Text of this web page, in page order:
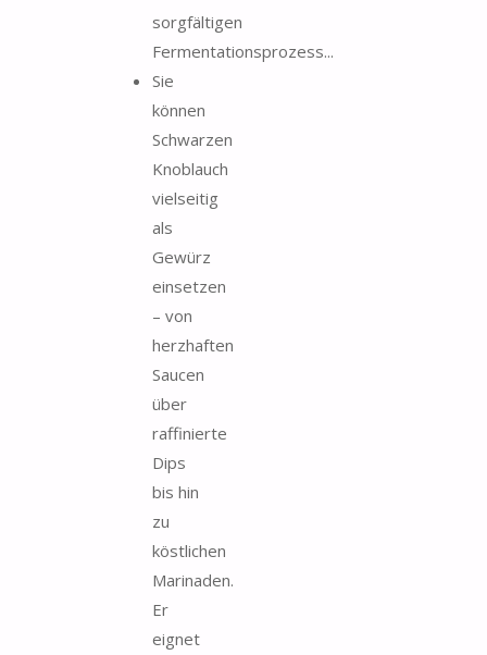
sorgfältigen
Fermentationsprozess...
Sie
können
Schwarzen
Knoblauch
vielseitig
als
Gewürz
einsetzen
– von
herzhaften
Saucen
über
raffinierte
Dips
bis hin
zu
köstlichen
Marinaden.
Er
eignet